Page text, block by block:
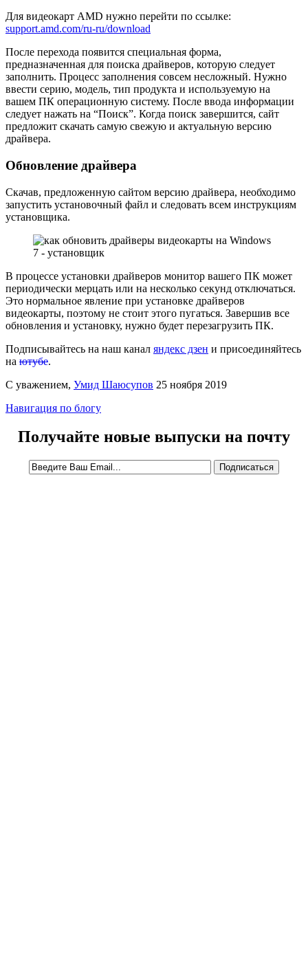
Для видеокарт AMD нужно перейти по ссылке:
support.amd.com/ru-ru/download
После перехода появится специальная форма,
предназначенная для поиска драйверов, которую следует
заполнить. Процесс заполнения совсем несложный. Нужно
ввести серию, модель, тип продукта и используемую на
вашем ПК операционную систему. После ввода информации
следует нажать на “Поиск”. Когда поиск завершится, сайт
предложит скачать самую свежую и актуальную версию
драйвера.
Обновление драйвера
Скачав, предложенную сайтом версию драйвера, необходимо
запустить установочный файл и следовать всем инструкциям
установщика.
В процессе установки драйверов монитор вашего ПК может
периодически мерцать или на несколько секунд отключаться.
Это нормальное явление при установке драйверов
видеокарты, поэтому не стоит этого пугаться. Завершив все
обновления и установку, нужно будет перезагрузить ПК.
Подписывайтесь на наш канал яндекс дзен и присоединяйтесь
на ютубе.
С уважением, Умид Шаюсупов 25 ноября 2019
Навигация по блогу
Получайте новые выпуски на почту